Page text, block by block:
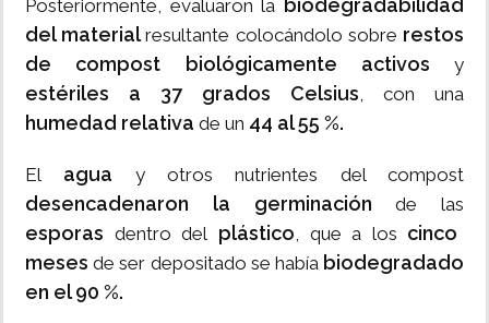
Posteriormente, evaluaron la biodegradabilidad
del materialresultante colocándolo sobre restos
de compost biológicamente activos y
estériles a 37 grados Celsius, con una
humedad relativa de un 44 al 55 %.
El agua y otros nutrientes del compost
desencadenaron la germinaciónde las
esporas dentro del plástico, que a los cinco
meses de ser depositado se habíabiodegradado
en el 90 %.